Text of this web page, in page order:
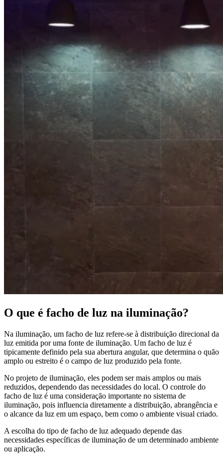
O que é facho de luz na iluminação?
Na iluminação, um facho de luz refere-se à distribuição direcional da
luz emitida por uma fonte de iluminação. Um facho de luz é
tipicamente definido pela sua abertura angular, que determina o quão
amplo ou estreito é o campo de luz produzido pela fonte.
No projeto de iluminação, eles podem ser mais amplos ou mais
reduzidos, dependendo das necessidades do local. O controle do
facho de luz é uma consideração importante no sistema de
iluminação, pois influencia diretamente a distribuição, abrangência e
o alcance da luz em um espaço, bem como o ambiente visual criado.
A escolha do tipo de facho de luz adequado depende das
necessidades específicas de iluminação de um determinado ambiente
ou aplicação.